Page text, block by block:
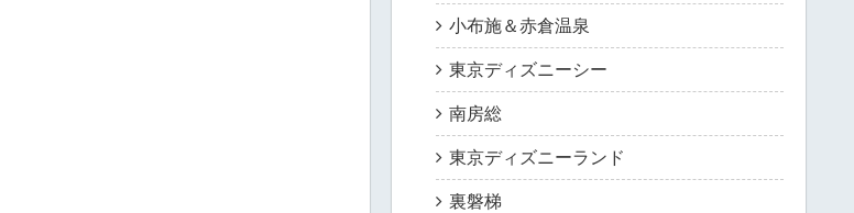
小布施＆赤倉温泉
東京ディズニーシー
南房総
東京ディズニーランド
裏磐梯